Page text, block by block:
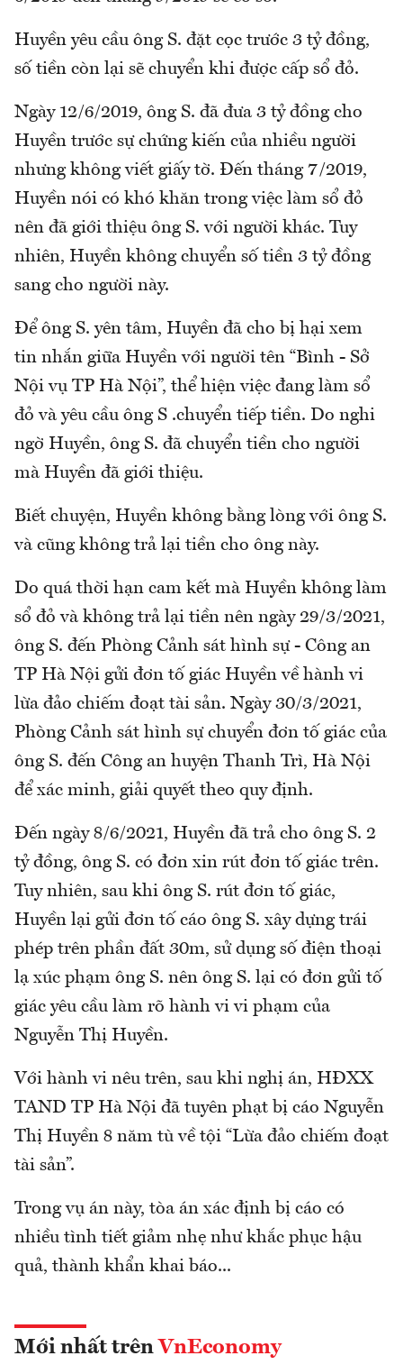
Huyền yêu cầu ông S. đặt cọc trước 3 tỷ đồng,
số tiền còn lại sẽ chuyển khi được cấp sổ đỏ.
Ngày 12/6/2019, ông S. đã đưa 3 tỷ đồng cho
Huyền trước sự chứng kiến của nhiều người
nhưng không viết giấy tờ. Đến tháng 7/2019,
Huyền nói có khó khăn trong việc làm sổ đỏ
nên đã giới thiệu ông S. với người khác. Tuy
nhiên, Huyền không chuyển số tiền 3 tỷ đồng
sang cho người này.
Để ông S. yên tâm, Huyền đã cho bị hại xem
tin nhắn giữa Huyền với người tên “Bình - Sở
Nội vụ TP Hà Nội”, thể hiện việc đang làm sổ
đỏ và yêu cầu ông S .chuyển tiếp tiền. Do nghi
ngờ Huyền, ông S. đã chuyển tiền cho người
mà Huyền đã giới thiệu.
Biết chuyện, Huyền không bằng lòng với ông S.
và cũng không trả lại tiền cho ông này.
Do quá thời hạn cam kết mà Huyền không làm
sổ đỏ và không trả lại tiền nên ngày 29/3/2021,
ông S. đến Phòng Cảnh sát hình sự - Công an
TP Hà Nội gửi đơn tố giác Huyền về hành vi
lừa đảo chiếm đoạt tài sản. Ngày 30/3/2021,
Phòng Cảnh sát hình sự chuyển đơn tố giác của
ông S. đến Công an huyện Thanh Trì, Hà Nội
để xác minh, giải quyết theo quy định.
Đến ngày 8/6/2021, Huyền đã trả cho ông S. 2
tỷ đồng, ông S. có đơn xin rút đơn tố giác trên.
Tuy nhiên, sau khi ông S. rút đơn tố giác,
Huyền lại gửi đơn tố cáo ông S. xây dựng trái
phép trên phần đất 30m, sử dụng số điện thoại
lạ xúc phạm ông S. nên ông S. lại có đơn gửi tố
giác yêu cầu làm rõ hành vi vi phạm của
Nguyễn Thị Huyền.
Với hành vi nêu trên, sau khi nghị án, HĐXX
TAND TP Hà Nội đã tuyên phạt bị cáo Nguyễn
Thị Huyền 8 năm tù về tội “Lừa đảo chiếm đoạt
tài sản”.
Trong vụ án này, tòa án xác định bị cáo có
nhiều tình tiết giảm nhẹ như khắc phục hậu
quả, thành khẩn khai báo...
Mới nhất trên VnEconomy